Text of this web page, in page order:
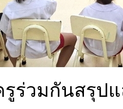
รูร่วมกันสรุ